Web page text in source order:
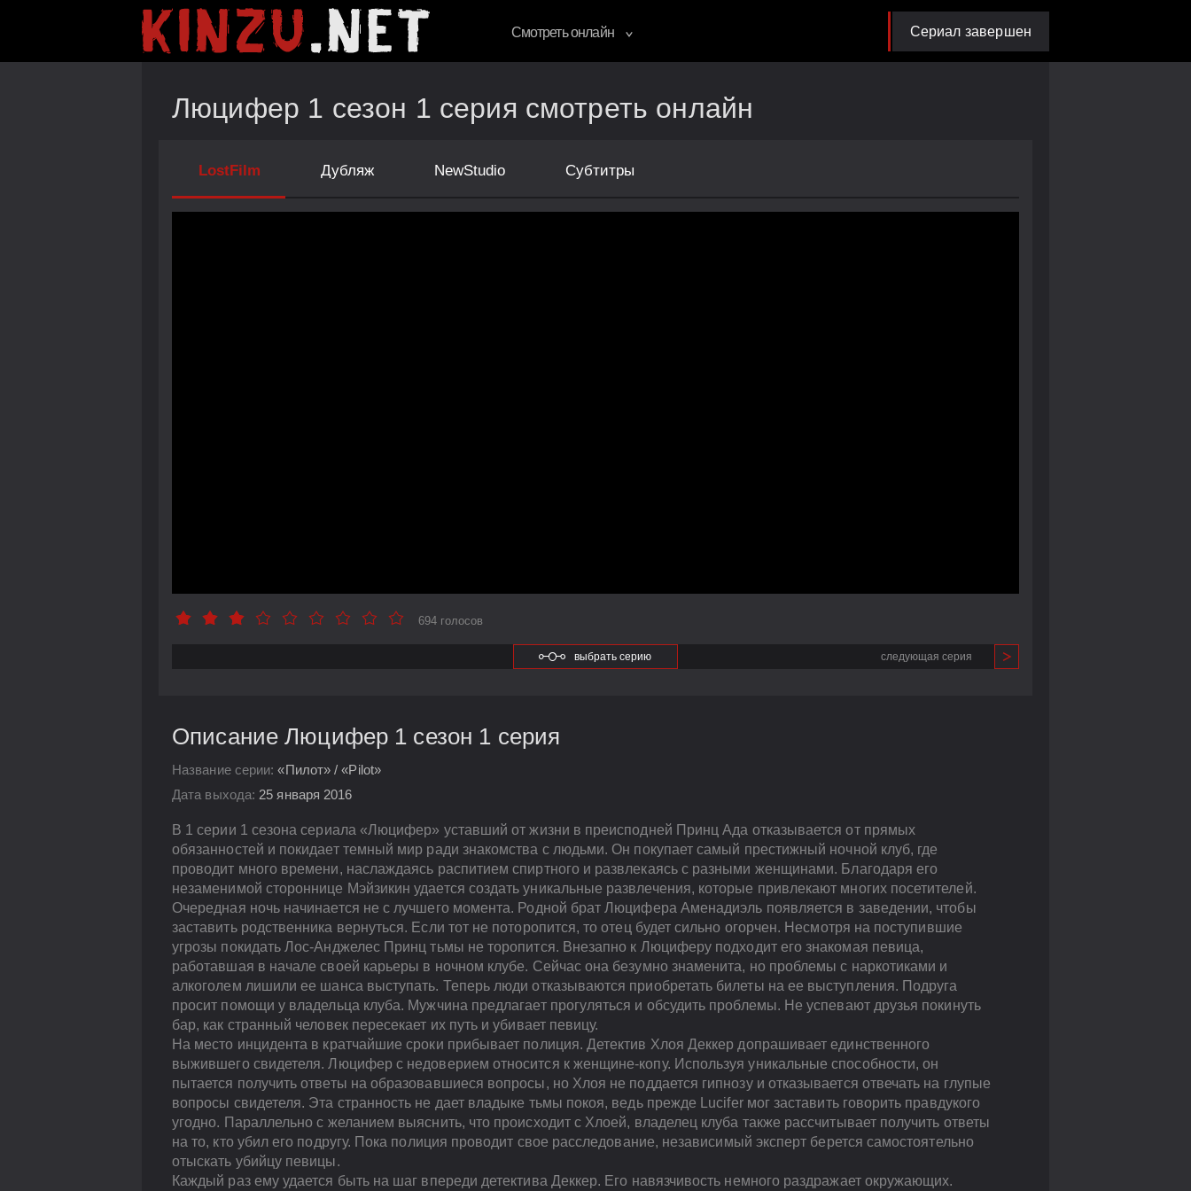
Смотреть онлайн Сериал завершен
Люцифер 1 сезон 1 серия смотреть онлайн
LostFilm Дубляж NewStudio Субтитры
694 голосов
выбрать серию следующая серия
Описание Люцифер 1 сезон 1 серия
Название серии:«Пилот» / «Pilot»
Дата выхода: 25 января 2016
В 1 серии 1 сезона сериала «Люцифер» уставший от жизни в преисподней Принц Ада отказывается от прямых
обязанностей и покидает темный мир ради знакомства с людьми. Он покупает самый престижный ночной клуб, где
проводит много времени, наслаждаясь распитием спиртного и развлекаясь с разными женщинами. Благодаря его
незаменимой стороннице Мэйзикин удается создать уникальные развлечения, которые привлекают многих посетителей.
Очередная ночь начинается не с лучшего момента. Родной брат Люцифера Аменадиэль появляется в заведении, чтобы
заставить родственника вернуться. Если тот не поторопится, то отец будет сильно огорчен. Несмотря на поступившие
угрозы покидать Лос-Анджелес Принц тьмы не торопится. Внезапно к Люциферу подходит его знакомая певица,
работавшая в начале своей карьеры в ночном клубе. Сейчас она безумно знаменита, но проблемы с наркотиками и
алкоголем лишили ее шанса выступать. Теперь люди отказываются приобретать билеты на ее выступления. Подруга
просит помощи у владельца клуба. Мужчина предлагает прогуляться и обсудить проблемы. Не успевают друзья покинуть
бар, как странный человек пересекает их путь и убивает певицу.
На место инцидента в кратчайшие сроки прибывает полиция. Детектив Хлоя Деккер допрашивает единственного
выжившего свидетеля. Люцифер с недоверием относится к женщине-копу. Используя уникальные способности, он
пытается получить ответы на образовавшиеся вопросы, но Хлоя не поддается гипнозу и отказывается отвечать на глупые
вопросы свидетеля. Эта странность не дает владыке тьмы покоя, ведь прежде Lucifer мог заставить говорить правдукого
угодно. Параллельно с желанием выяснить, что происходит с Хлоей, владелец клуба также рассчитывает получить ответы
на то, кто убил его подругу. Пока полиция проводит свое расследование, независимый эксперт берется самостоятельно
отыскать убийцу певицы.
Каждый раз ему удается быть на шаг впереди детектива Деккер. Его навязчивость немного раздражает окружающих.